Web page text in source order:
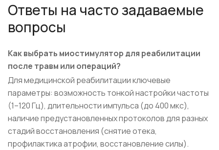
Ответы на часто задаваемые
вопросы
Как выбрать миостимулятор для реабилитации
после травм или операций?
Для медицинской реабилитации ключевые
параметры: возможность тонкой настройки частоты
(1–120 Гц), длительности импульса (до 400 мкс),
наличие предустановленных протоколов для разных
стадий восстановления (снятие отека,
профилактика атрофии, восстановление силы).